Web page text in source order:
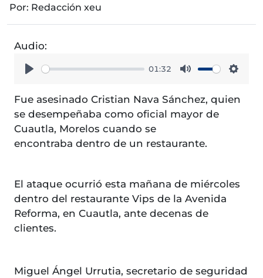
Por: Redacción xeu
Audio:
01:32
Fue asesinado Cristian Nava Sánchez, quien
se desempeñaba como oficial mayor de
Cuautla, Morelos cuando se
encontraba dentro de un restaurante.
El ataque ocurrió esta mañana de miércoles
dentro del restaurante Vips de la Avenida
Reforma, en Cuautla, ante decenas de
clientes.
Miguel Ángel Urrutia, secretario de seguridad